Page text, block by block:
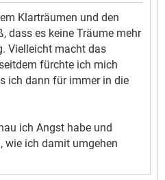
Klarträumen und den
dass es keine Träume mehr
Vielleicht macht das
fürchte ich mich
ich dann für immer in die
ich Angst habe und
wie ich damit umgehen